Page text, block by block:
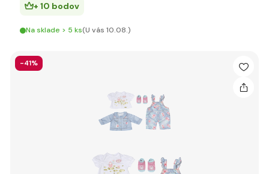
+ 10 bodov
Na sklade > 5 ks(U vás 10.08.)
-41%